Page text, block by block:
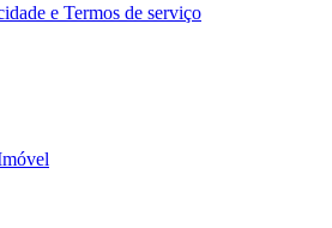
e Termos de serviço